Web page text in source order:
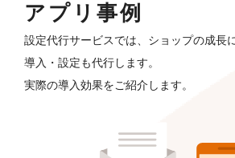
アプリ事例
設定代行サービスでは、ショップの成長
導入・設定も代行します。
実際の導入効果をご紹介します。